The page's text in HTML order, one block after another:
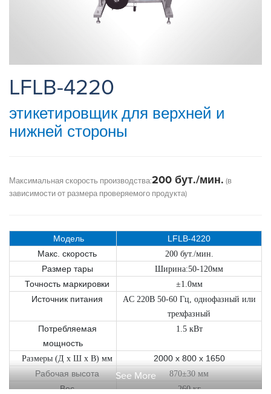
LFLB-4220
этикетировщик для верхней и
нижней стороны
Максимальная скорость производства:200 бут./мин. (в
зависимости от размера проверяемого продукта)
Модель
LFLB-4220
Макс. скорость
200 бут./мин.
Размер тары Ширина:50-120мм
Точность маркировки ±1.0мм
Источник питания
AC 220В 50-60 Гц, однофазный или
трехфазный
Потребляемая
мощность
1.5 кВт
Размеры (Д x Ш x В) мм
2000 x 800 x 1650
Рабочая высота
870±30 мм
Вес 260 кг
See More